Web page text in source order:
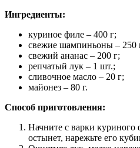
Ингредиенты:
куриное филе – 400 г;
свежие шампиньоны – 250
свежий ананас – 200 г;
репчатый лук – 1 шт.;
сливочное масло – 20 г;
майонез – 80 г.
Способ приготовления:
Начните с варки куриного
остынет, нарежьте его